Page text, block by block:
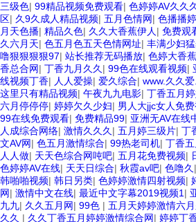
三级色| 99精品视频免费观看| 色婷婷AV久久
区| 久9久成人精品视频| 五月色情网| 色播播
月天色播| 精品久色| 久久大香蕉伊人 | 免费观
久六月天| 色五月色五天色情网址| 丰满少妇
噜狠狠狠狠97| 站长推荐无码播放| 色婷大香蕉
香总合网| 丁香九月久久 | 99色在线观看视频|
线视频丁香| 人人爱操| 爱久综合| www.久久
这里只有精品视频| 午夜九九电影| 丁香五月
六月停停停| 婷婷欠久少妇| 男人大jjc女人免
99在线免费观看| 免费精品99| 亚洲无AV在线
人成综合网络| 激情久久久 | 五月婷三级片| 丁
文AV网| 色五月激情综合| 99热老司机| 丁香
人人做| 天天色综合网吨吧| 五月花免费视频|
色婷婷AV在线| 天天日综合| 秋霞av吧| 色噜久 |
韩啪啪视频| 韩日另类| 色婷婷激情四射视频|
网| 激情中文在线| 最近中文字幕2019视频1 |
九九| 久久五月网| 99色 | 五月天婷婷激情六月
久久 | 久久丁香五月婷婷激情综合网| 婷婷丁